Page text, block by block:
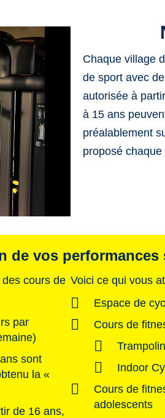
Chaque village
de sport avec
autorisée à
à 15 ans
préalablement
proposé
de vos performances
cours de
par
sont
la «
de 16 ans,
Voici ce qui vous
Espace de
Cours de
Indoor
Cours de
adolescents